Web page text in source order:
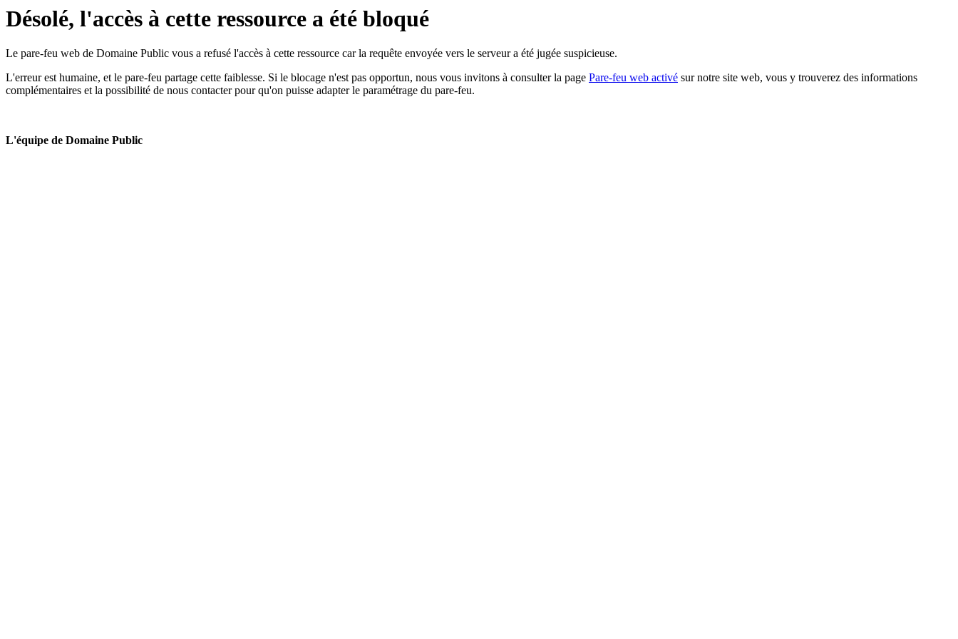
Désolé, l'accès à cette ressource a été bloqué
Le pare-feu web de Domaine Public vous a refusé l'accès à cette ressource car la requête envoyée vers le serveur a été jugée suspicieuse.
L'erreur est humaine, et le pare-feu partage cette faiblesse. Si le blocage n'est pas opportun, nous vous invitons à consulter la page Pare-feu web activé sur notre site web, vous y trouverez des informations
complémentaires et la possibilité de nous contacter pour qu'on puisse adapter le paramétrage du pare-feu.
L'équipe de Domaine Public